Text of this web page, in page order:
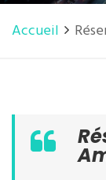
Accueil